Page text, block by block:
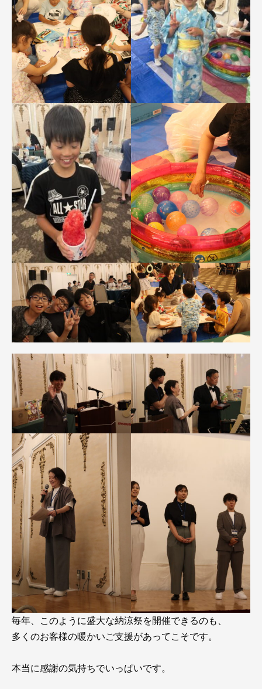
毎年、このように盛大な納涼祭を開催できるのも、
多くのお客様の暖かいご支援があってこそです。
本当に感謝の気持ちでいっぱいです。